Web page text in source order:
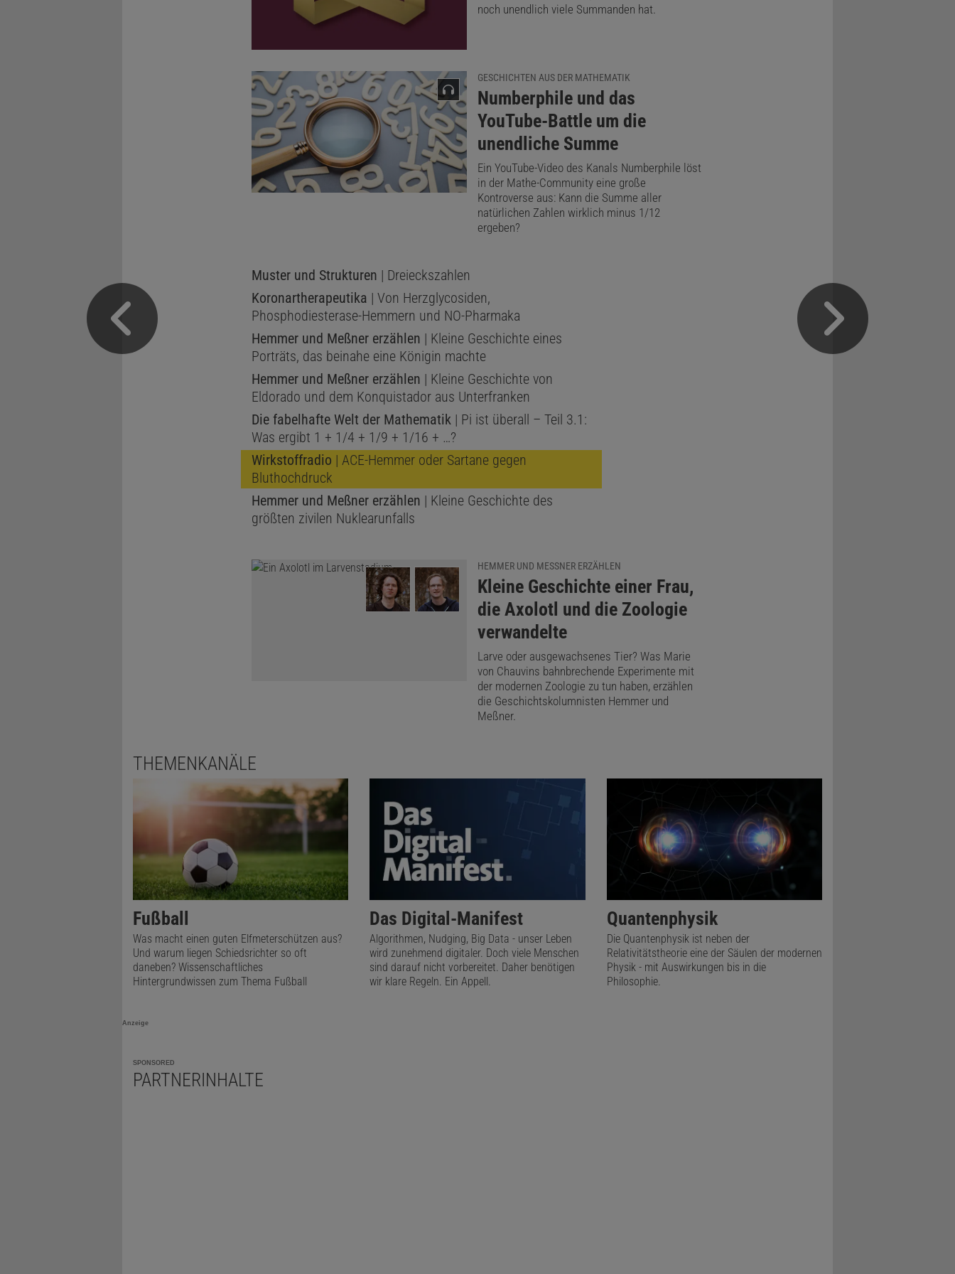
Heinrich Hemme
Der Autor ist ein deutscher Physiker und war
noch unendlich viele Summanden hat.
GESCHICHTEN AUS DER MATHEMATIK
:
Numberphile und das
YouTube-Battle um die
unendliche Summe
Ein YouTube-Video des Kanals Numberphile löst
in der Mathe-Community eine große
Kontroverse aus: Kann die Summe aller
natürlichen Zahlen wirklich minus 1/12
ergeben?
Muster und Strukturen | Dreieckszahlen
Koronartherapeutika | Von Herzglycosiden,
Phosphodiesterase-Hemmern und NO-Pharmaka
Hemmer und Meßner erzählen | Kleine Geschichte eines
Porträts, das beinahe eine Königin machte
Hemmer und Meßner erzählen | Kleine Geschichte von
Eldorado und dem Konquistador aus Unterfranken
Die fabelhafte Welt der Mathematik| Pi ist überall – Teil 3.1:
Was ergibt 1 + 1/4 + 1/9 + 1/16 + …?
Wirkstoffradio | ACE-Hemmer oder Sartane gegen
Bluthochdruck
Hemmer und Meßner erzählen | Kleine Geschichte des
größten zivilen Nuklearunfalls
HEMMER UND MESSNER ERZÄHLEN
:
Kleine Geschichte einer Frau,
die Axolotl und die Zoologie
verwandelte
Larve oder ausgewachsenes Tier? Was Marie
von Chauvins bahnbrechende Experimente mit
der modernen Zoologie zu tun haben, erzählen
die Geschichtskolumnisten Hemmer und
Meßner.
THEMENKANÄLE
Fußball
Was macht einen guten Elfmeterschützen aus?
Und warum liegen Schiedsrichter so oft
daneben? Wissenschaftliches
Hintergrundwissen zum Thema Fußball
Das Digital-Manifest
Algorithmen, Nudging, Big Data - unser Leben
wird zunehmend digitaler. Doch viele Menschen
sind darauf nicht vorbereitet. Daher benötigen
wir klare Regeln. Ein Appell.
Quantenphysik
Die Quantenphysik ist neben der
Relativitätstheorie eine der Säulen der modernen
Physik - mit Auswirkungen bis in die
Philosophie.
Anzeige
SPONSORED
PARTNERINHALTE